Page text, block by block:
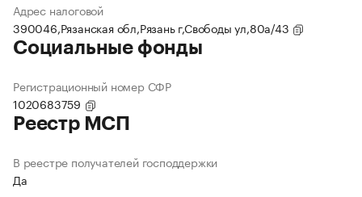
Адрес налоговой
390046,Рязанская обл,Рязань г,Свободы ул,80а/43
Социальные фонды
Регистрационный номер СФР
1020683759
Реестр МСП
В реестре получателей господдержки
Да